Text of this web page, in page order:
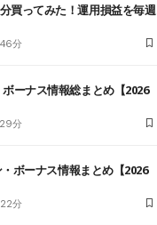
買ってみた！運用損益を毎週
分
ーナス情報総まとめ【2026
分
ボーナス情報まとめ【2026
分